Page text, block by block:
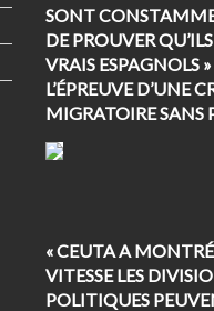
SONT
DE PROUVER
VRAIS ESPAGNOLS
L’ÉPREUVE D’UNE
MIGRATOIRE SANS
« CEUTA A
VITESSE LES
POLITIQUES